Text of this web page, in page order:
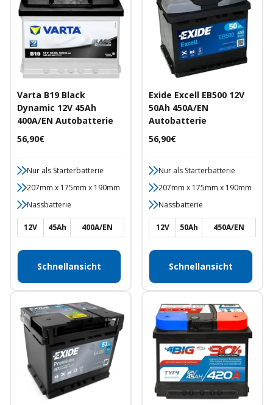
Varta B19 Black
Dynamic 12V 45Ah
400A/EN Autobatterie
Angebotspreis
56,90€
Nur als Starterbatterie
207mm x 175mm x 190mm
Nassbatterie
12V 45Ah 400A/EN
Schnellansicht
Exide Excell EB500 12V
50Ah 450A/EN
Autobatterie
Angebotspreis
56,90€
Nur als Starterbatterie
207mm x 175mm x 190mm
Nassbatterie
12V 50Ah 450A/EN
Schnellansicht